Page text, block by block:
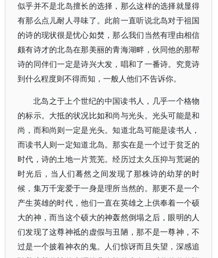
似乎并不是北岛擅长的选择，那么这样的选择就显得
有那么点儿耐人寻味了。此前一直听说北岛对于祖国
的诗的现状很是忧心如焚，那么我们当然有理由相信
颇有诗才的北岛在那美丽的青海湖畔，伙同他的那帮
诗的同伴们一定是诗兴大发，唱和了一番诗。究竟诗
到什么程度则不得而知，一般人他们不告诉你。
北岛之于上个世纪的中国读书人，几乎一个格物
的标示。大抵的状况比如和尚与光头。光头可能是和
尚，而和尚则一定是光头。知道北岛可能是读书人，
而读书人则一定知道北岛。那实在是一个过于贫乏的
时代，诗的土地一片荒芜。经历过太久压抑与荒诞的
时光后，当人们蓦然之间发现了那株诗的幼芽的时
候，集万千宠爱于一身是理所当然的。那更不是一个
产生英雄的时代，他们一直在英雄之上供奉着一个硕
大的神，而当这个硕大的神轰然倒塌之后，眼明的人
们发现了这尊神祗的虚假与丑陋，那不是一尊神，不
过是一个披着神衣的鬼。人们惊讶而且失望，深感追